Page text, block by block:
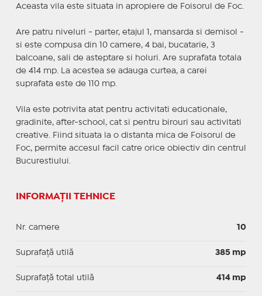
Aceasta vila este situata in apropiere de Foisorul de Foc.
Are patru niveluri - parter, etajul 1, mansarda si demisol -
si este compusa din 10 camere, 4 bai, bucatarie, 3
balcoane, sali de asteptare si holuri. Are suprafata totala
de 414 mp. La acestea se adauga curtea, a carei
suprafata este de 110 mp.
Vila este potrivita atat pentru activitati educationale,
gradinite, after-school, cat si pentru birouri sau activitati
creative. Fiind situata la o distanta mica de Foisorul de
Foc, permite accesul facil catre orice obiectiv din centrul
Bucurestiului.
INFORMAȚII TEHNICE
Nr. camere 10
Suprafaţă utilă 385 mp
Suprafaţă total utilă 414 mp